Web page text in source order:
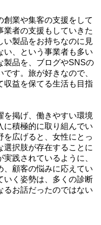
創業や集客の支援をして
業者の支援もしていきた
い製品をお持ちなのに見
い、という事業者も多い
製品を、ブログやSNSの
す。旅が好きなので、
収益を保てる生活も目指
を掲げ、働きやすい環境
に積極的に取り組んでい
を広げると、女性にとっ
選択肢が存在することに
践されているように、
、顧客の悩みに応えてい
いく姿勢は、多くの診断
るお話だったのではない